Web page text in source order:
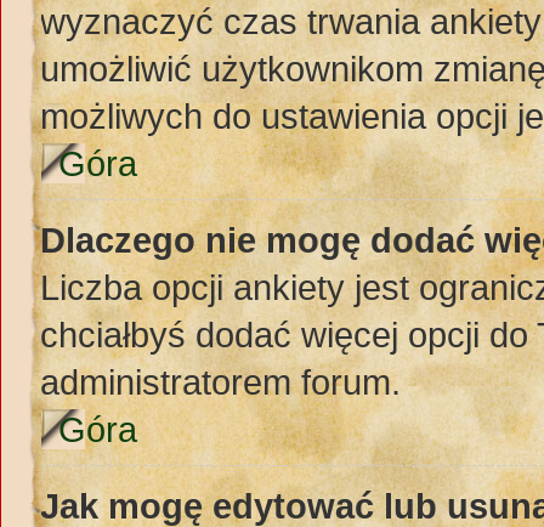
wyznaczyć czas trwania
umożliwić użytkownikom
możliwych do ustawienia opcji
Góra
Dlaczego nie mogę dodać
Liczba opcji ankiety jest
chciałbyś dodać więcej opcji
administratorem forum.
Góra
Jak mogę edytować lub